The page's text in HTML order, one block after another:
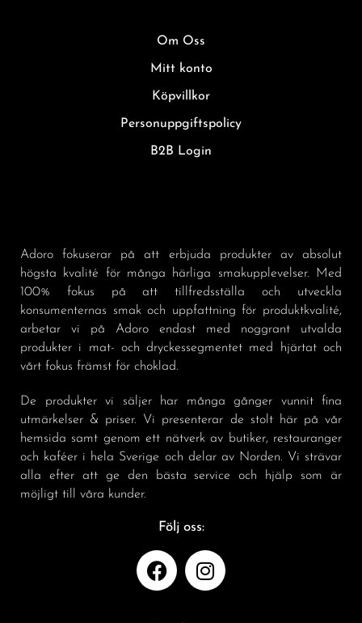
Om Oss
Mitt konto
Köpvillkor
Personuppgiftspolicy
B2B Login
Adoro fokuserar på att erbjuda produkter av absolut
högsta kvalité för många härliga smakupplevelser. Med
100% fokus på att tillfredsställa och utveckla
konsumenternas smak och uppfattning för produktkvalité,
arbetar vi på Adoro endast med noggrant utvalda
produkter i mat- och dryckessegmentet med hjärtat och
vårt fokus främst för choklad.
De produkter vi säljer har många gånger vunnit fina
utmärkelser & priser. Vi presenterar de stolt här på vår
hemsida samt genom ett nätverk av butiker, restauranger
och kaféer i hela Sverige och delar av Norden. Vi strävar
alla efter att ge den bästa service och hjälp som är
möjligt till våra kunder.
Följ oss: